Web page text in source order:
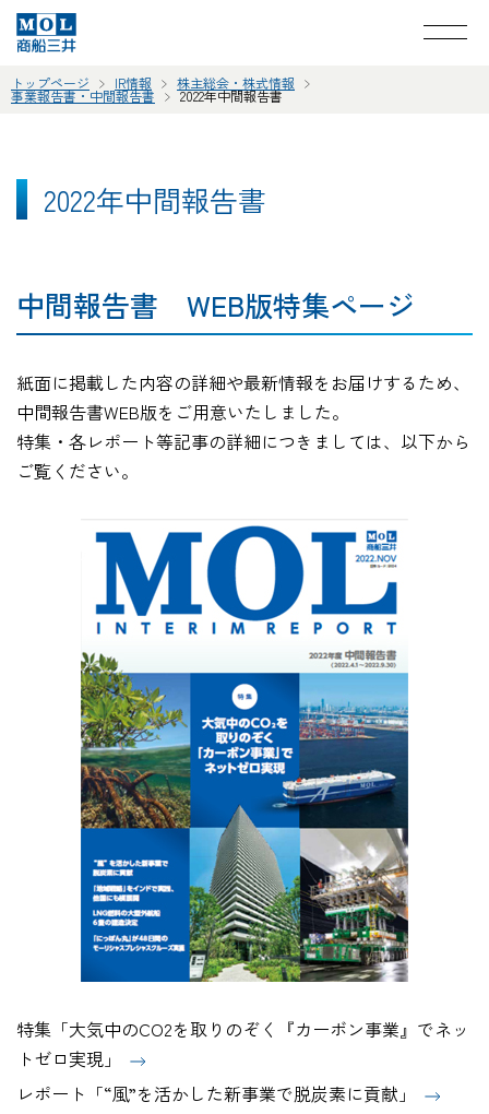
トップページ IR情報 株主総会・株式情報
事業報告書・中間報告書 2022年中間報告書
2022年中間報告書
中間報告書 WEB版特集ページ
紙面に掲載した内容の詳細や最新情報をお届けするため、
中間報告書WEB版をご用意いたしました。
特集・各レポート等記事の詳細につきましては、以下から
ご覧ください。
特集「大気中のCO2を取りのぞく『カーボン事業』でネッ
トゼロ実現」
レポート「“風”を活かした新事業で脱炭素に貢献」